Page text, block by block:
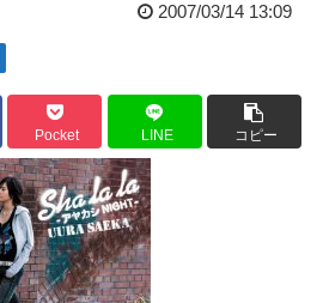
2007/03/14 13:09
Pocket LINE コピー